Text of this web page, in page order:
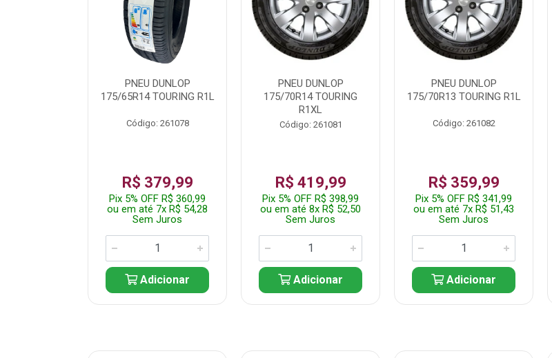
PNEU DUNLOP
175/65R14 TOURING R1L
Código: 261078
R$ 379,99
Pix 5% OFF R$ 360,99
ou em até 7x R$ 54,28
Sem Juros
Adicionar
PNEU DUNLOP
175/70R14 TOURING
R1XL
Código: 261081
R$ 419,99
Pix 5% OFF R$ 398,99
ou em até 8x R$ 52,50
Sem Juros
Adicionar
PNEU DUNLOP
175/70R13 TOURING R1L
Código: 261082
R$ 359,99
Pix 5% OFF R$ 341,99
ou em até 7x R$ 51,43
Sem Juros
Adicionar